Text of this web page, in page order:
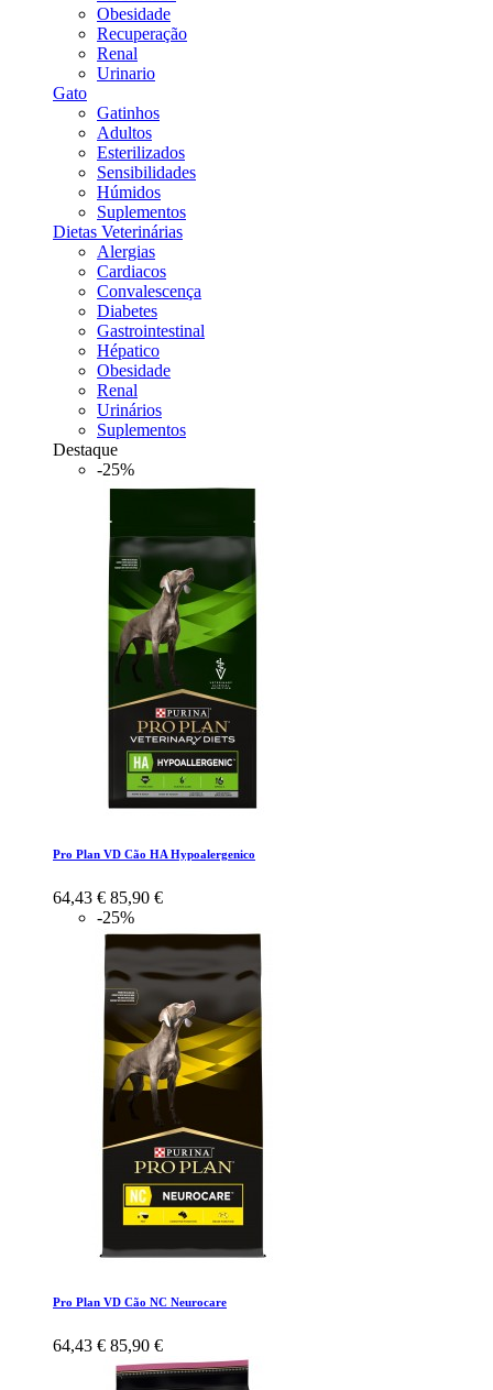
Obesidade
Recuperação
Renal
Urinario
Gato
Gatinhos
Adultos
Esterilizados
Sensibilidades
Húmidos
Suplementos
Dietas Veterinárias
Alergias
Cardiacos
Convalescença
Diabetes
Gastrointestinal
Hépatico
Obesidade
Renal
Urinários
Suplementos
Destaque
-25%
Pro Plan VD Cão HA Hypoalergenico
64,43 € 85,90 €
-25%
Pro Plan VD Cão NC Neurocare
64,43 € 85,90 €